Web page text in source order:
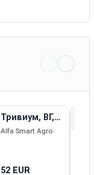
Тривиум, ВГ,
гербицид +
Alfa Smart Agro
52 EUR